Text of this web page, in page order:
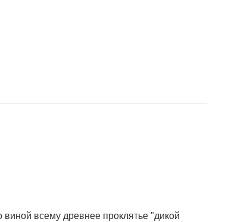
всему древнее проклятье "дикой